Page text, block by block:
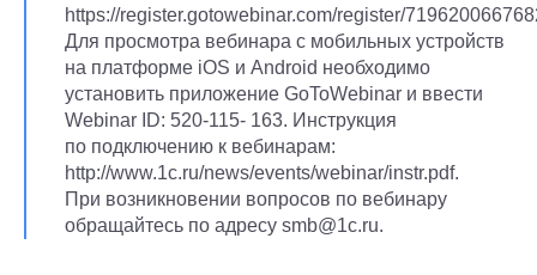
https://register.gotowebinar.com/register/
Для просмотра вебинара с мобильных устройств
на платформе iOS и Android необходимо
установить приложение GoToWebinar и ввести
Webinar ID: 520-115- 163. Инструкция
по подключению к вебинарам:
http://www.1c.ru/news/events/webinar/instr.pdf.
При возникновении вопросов по вебинару
обращайтесь по адресу smb@1c.ru.